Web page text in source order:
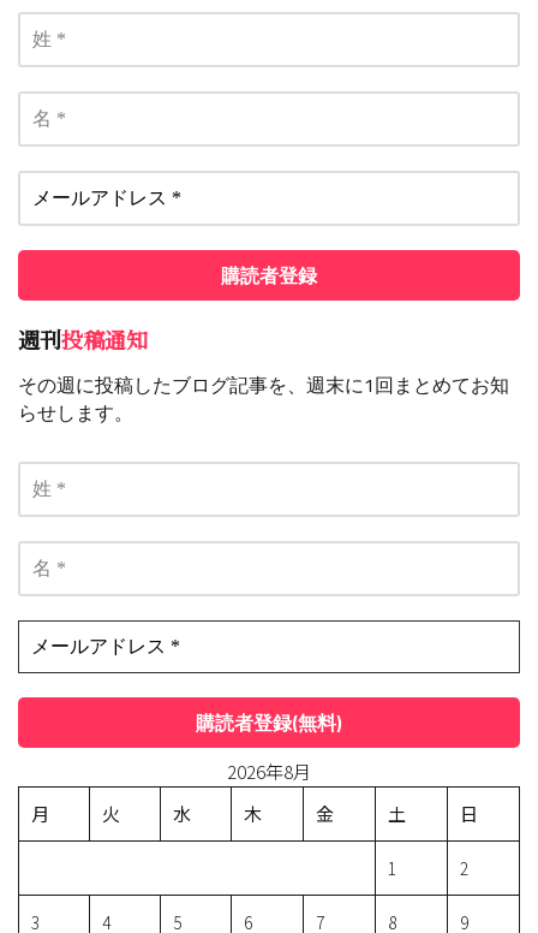
週刊投稿通知
その週に投稿したブログ記事を、週末に1回まとめてお知
らせします。
2026年8月
月
火 水 木 金 土 日
1 2
3 4 5 6 7 8 9